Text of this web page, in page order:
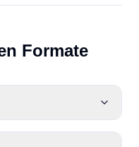
Formate